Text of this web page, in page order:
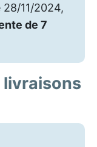
11/2024,
de 7
livraisons